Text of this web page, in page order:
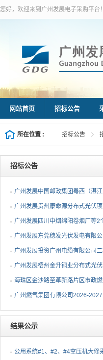
您好，欢迎来到广州发展电子采购平台！
网站首页 招标公告
所在位置 : 招标公告
招标公告
广州发展中国邮政集团粤西（湛
件处理中心等3个分布...
广州发展贵州康命源分布式光伏项
EPC总承包（第二次招标...
广州发展四川中烟绵阳卷烟厂等2
布式光伏项目EPC总承包...
广州发展东莞穗发光伏发电有限公
（广州港新沙港务有限公...
广州发展投资广州电缆有限公司
顶分布式光伏项目EPC...
广州发展梧州金升铜业分布式光伏
EPC总承包招标公告
海珠区金沙路至革新路片区市政
网更新工程招标公告
广州燃气集团有限公司2026-
燃气用埋地聚乙烯（PE1...
结果公示
公用系统#1、#2、#4空压机大修